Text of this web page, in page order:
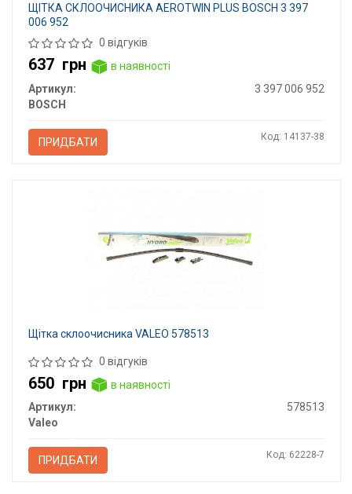
ЩІТКА СКЛООЧИСНИКА AEROTWIN PLUS BOSCH 3 397
006 952
0 відгуків
637 грн
в наявності
Артикул:
3 397 006 952
BOSCH
ПРИДБАТИ Код: 14137-38
Щітка склоочисника VALEO 578513
0 відгуків
650 грн
в наявності
Артикул:
578513
Valeo
ПРИДБАТИ Код: 62228-7